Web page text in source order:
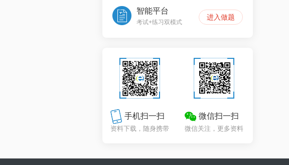
智能平台
考试+练习双模式
进入做题
手机扫一扫
资料下载，随身携带
微信扫一扫
微信关注，更多资料